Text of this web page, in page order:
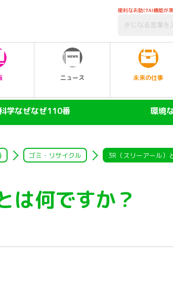
便利なお助けAI機能が
ニュース 未来の仕事
学なぜなぜ110番
陸の動物
水の動物
環境
ゴミ・リサイクル 3R（スリーアール）
は何ですか？